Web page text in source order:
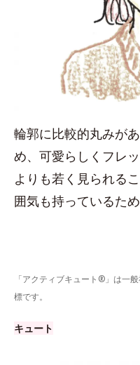
輪郭に比較的丸みが
め、可愛らしくフレ
よりも若く見られる
囲気も持っているた
「アクティブキュート®」は一
標です。
キュート